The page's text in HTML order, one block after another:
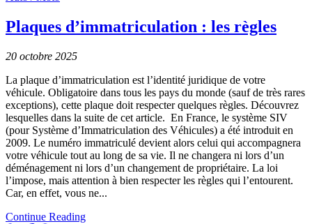
Plaques d’immatriculation : les règles
20 octobre 2025
La plaque d’immatriculation est l’identité juridique de votre
véhicule. Obligatoire dans tous les pays du monde (sauf de très rares
exceptions), cette plaque doit respecter quelques règles. Découvrez
lesquelles dans la suite de cet article. En France, le système SIV
(pour Système d’Immatriculation des Véhicules) a été introduit en
2009. Le numéro immatriculé devient alors celui qui accompagnera
votre véhicule tout au long de sa vie. Il ne changera ni lors d’un
déménagement ni lors d’un changement de propriétaire. La loi
l’impose, mais attention à bien respecter les règles qui l’entourent.
Car, en effet, vous ne...
Continue Reading